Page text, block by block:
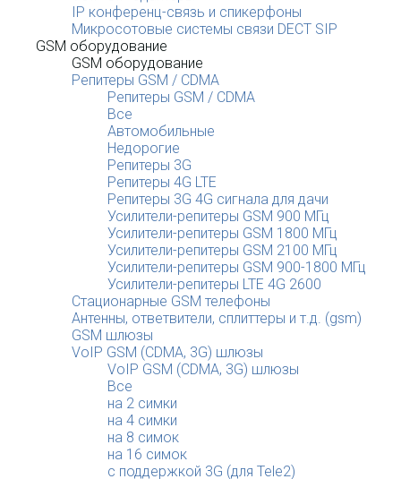
IP конференц-связь и спикерфоны
Микросотовые системы связи DECT SIP
GSM оборудование
GSM оборудование
Репитеры GSM / CDMA
Репитеры GSM / CDMA
Все
Автомобильные
Недорогие
Репитеры 3G
Репитеры 4G LTE
Репитеры 3G 4G сигнала для дачи
Усилители-репитеры GSM 900 МГц
Усилители-репитеры GSM 1800 МГц
Усилители-репитеры GSM 2100 МГц
Усилители-репитеры GSM 900-1800 МГц
Усилители-репитеры LTE 4G 2600
Стационарные GSM телефоны
Антенны, ответвители, сплиттеры и т.д. (gsm)
GSM шлюзы
VoIP GSM (CDMA, 3G) шлюзы
VoIP GSM (CDMA, 3G) шлюзы
Все
на 2 симки
на 4 симки
на 8 симок
на 16 симок
с поддержкой 3G (для Tele2)